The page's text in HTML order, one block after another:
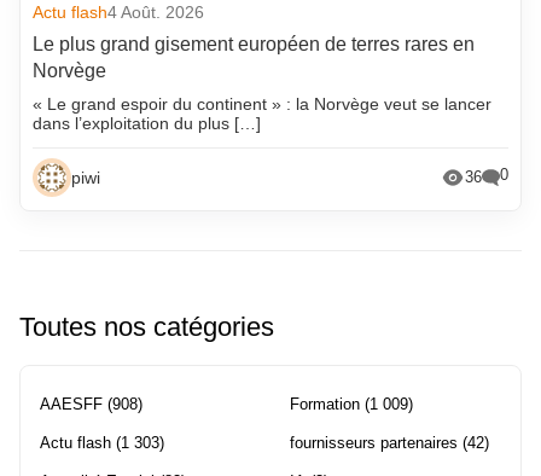
Actu flash4 Août. 2026
Le plus grand gisement européen de terres rares en
Norvège
« Le grand espoir du continent » : la Norvège veut se lancer
dans l’exploitation du plus […]
piwi 36 0
Toutes nos catégories
AAESFF (908)
Actu flash (1 303)
Formation (1 009)
fournisseurs partenaires (42)